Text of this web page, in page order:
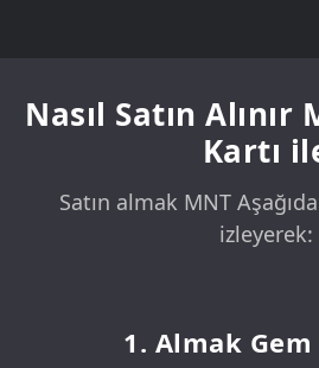
Nasıl Satın
Kartı
Satın almak MNT
izleyerek:
1. Almak